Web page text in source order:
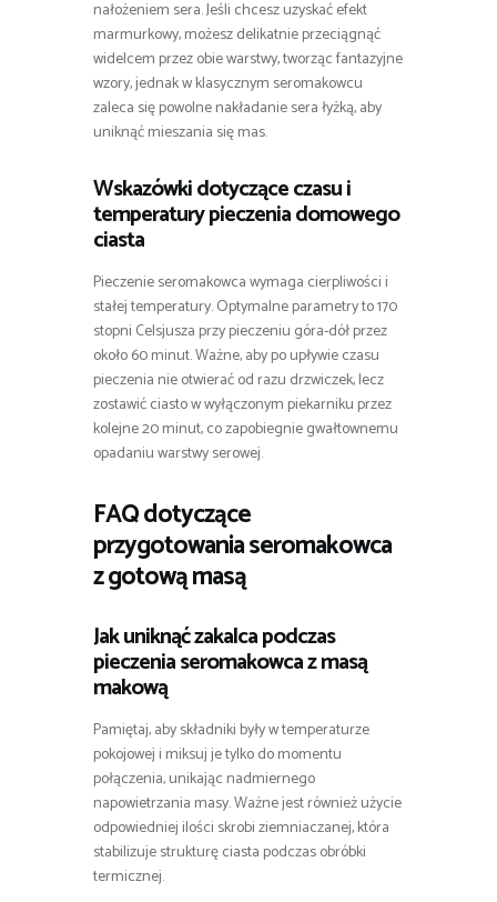
nałożeniem sera. Jeśli chcesz uzyskać efekt
marmurkowy, możesz delikatnie przeciągnąć
widelcem przez obie warstwy, tworząc fantazyjne
wzory, jednak w klasycznym seromakowcu
zaleca się powolne nakładanie sera łyżką, aby
uniknąć mieszania się mas.
Wskazówki dotyczące czasu i
temperatury pieczenia domowego
ciasta
Pieczenie seromakowca wymaga cierpliwości i
stałej temperatury. Optymalne parametry to 170
stopni Celsjusza przy pieczeniu góra-dół przez
około 60 minut. Ważne, aby po upływie czasu
pieczenia nie otwierać od razu drzwiczek, lecz
zostawić ciasto w wyłączonym piekarniku przez
kolejne 20 minut, co zapobiegnie gwałtownemu
opadaniu warstwy serowej.
FAQ dotyczące
przygotowania seromakowca
z gotową masą
Jak uniknąć zakalca podczas
pieczenia seromakowca z masą
makową
Pamiętaj, aby składniki były w temperaturze
pokojowej i miksuj je tylko do momentu
połączenia, unikając nadmiernego
napowietrzania masy. Ważne jest również użycie
odpowiedniej ilości skrobi ziemniaczanej, która
stabilizuje strukturę ciasta podczas obróbki
termicznej.